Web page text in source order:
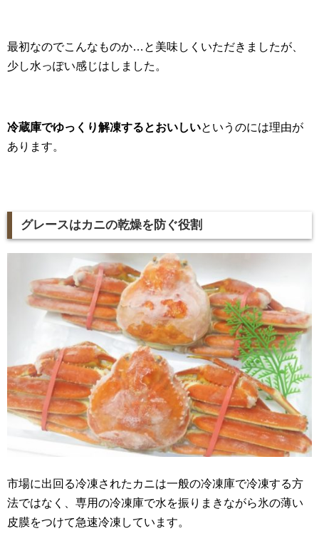
最初なのでこんなものか…と美味しくいただきましたが、
少し水っぽい感じはしました。
冷蔵庫でゆっくり解凍するとおいしいというのには理由が
あります。
グレースはカニの乾燥を防ぐ役割
市場に出回る冷凍されたカニは一般の冷凍庫で冷凍する方
法ではなく、専用の冷凍庫で水を振りまきながら氷の薄い
皮膜をつけて急速冷凍しています。